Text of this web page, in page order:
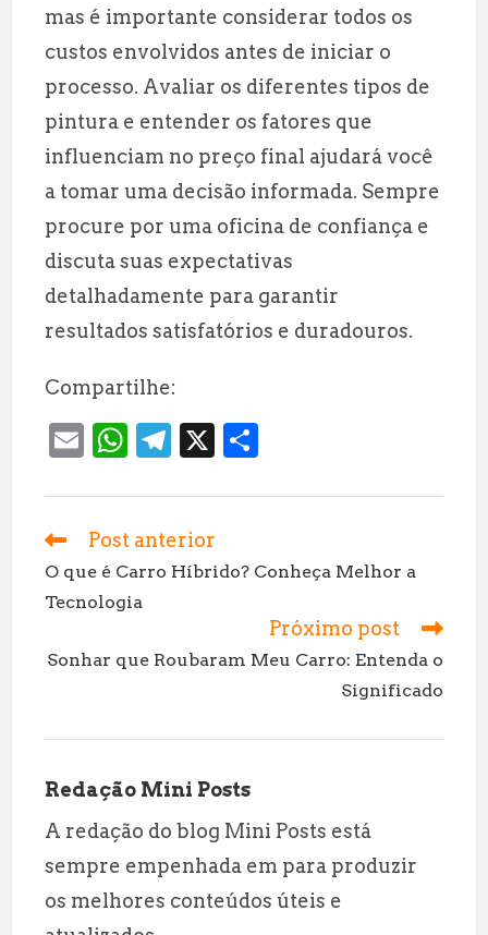
mas é importante considerar todos os
custos envolvidos antes de iniciar o
processo. Avaliar os diferentes tipos de
pintura e entender os fatores que
influenciam no preço final ajudará você
a tomar uma decisão informada. Sempre
procure por uma oficina de confiança e
discuta suas expectativas
detalhadamente para garantir
resultados satisfatórios e duradouros.
Compartilhe:
E
ai
l
W
at
s
A
p
p
T
e
g
r
m
X
a
e
Leia
artigos
Post anterior
O que é Carro Híbrido? Conheça Melhor a
Tecnologia
Próximo post
Sonhar que Roubaram Meu Carro: Entenda o
Significado
Redação Mini Posts
A redação do blog Mini Posts está
sempre empenhada em para produzir
os melhores conteúdos úteis e